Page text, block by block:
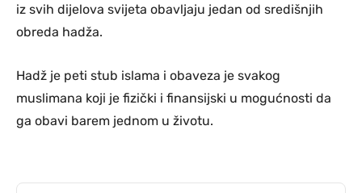
iz svih dijelova svijeta obavljaju jedan od središnjih
obreda hadža.
Hadž je peti stub islama i obaveza je svakog
muslimana koji je fizički i finansijski u mogućnosti da
ga obavi barem jednom u životu.